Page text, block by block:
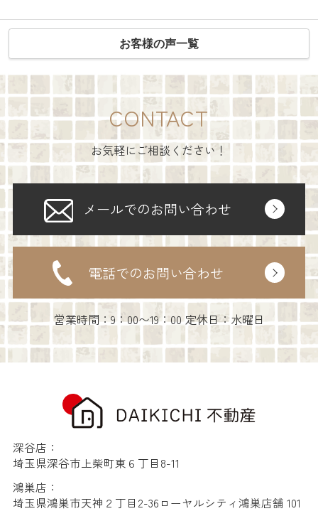
お客様の声一覧
CONTACT
お気軽にご相談ください！
メールでのお問い合わせ
電話でのお問い合わせ
営業時間：9：00〜19：00 定休日：水曜日
深谷店：
埼玉県深谷市上柴町東６丁目8-11
鴻巣店：
埼玉県鴻巣市天神２丁目2-36ローヤルシティ鴻巣店舗 101